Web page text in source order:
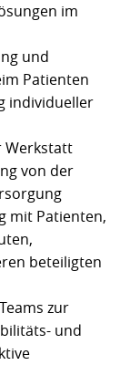
im
und
Patienten
individueller
Werkstatt
von der
mit Patienten,
beteiligten
zur
und